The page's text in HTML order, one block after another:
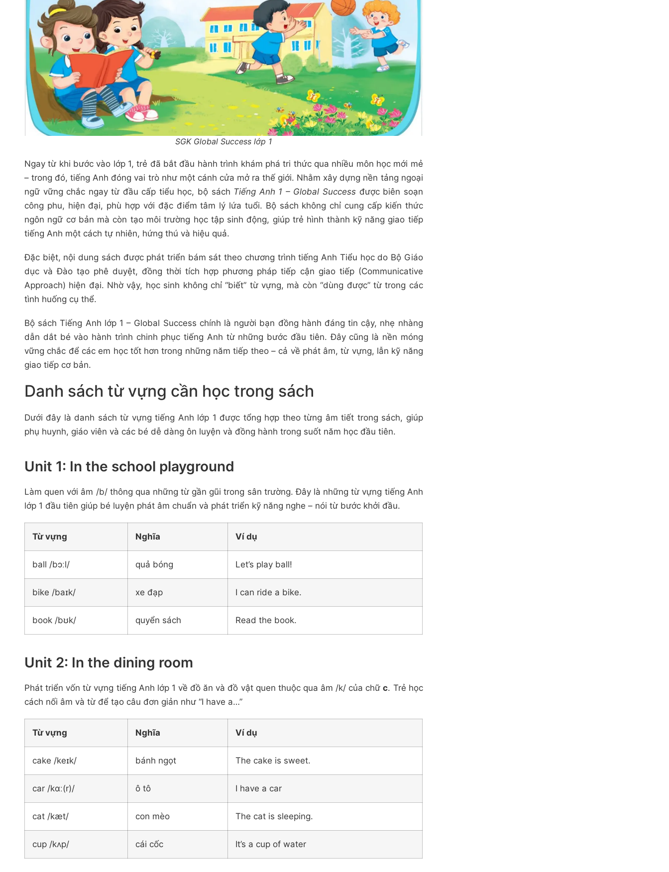
SGK Global Success lớp 1
Ngay từ khi bước vào lớp 1, trẻ đã bắt đầu hành trình khám phá tri thức qua nhiều môn học mới mẻ
– trong đó, tiếng Anh đóng vai trò như một cánh cửa mở ra thế giới. Nhằm xây dựng nền tảng ngoại
ngữ vững chắc ngay từ đầu cấp tiểu học, bộ sách Tiếng Anh 1 – Global Successđược biên soạn
công phu, hiện đại, phù hợp với đặc điểm tâm lý lứa tuổi. Bộ sách không chỉ cung cấp kiến thức
ngôn ngữ cơ bản mà còn tạo môi trường học tập sinh động, giúp trẻ hình thành kỹ năng giao tiếp
tiếng Anh một cách tự nhiên, hứng thú và hiệu quả.
Đặc biệt, nội dung sách được phát triển bám sát theo chương trình tiếng Anh Tiểu học do Bộ Giáo
dục và Đào tạo phê duyệt, đồng thời tích hợp phương pháp tiếp cận giao tiếp (Communicative
Approach) hiện đại. Nhờ vậy, học sinh không chỉ “biết” từ vựng, mà còn “dùng được” từ trong các
tình huống cụ thể.
Bộ sách Tiếng Anh lớp 1 – Global Success chính là người bạn đồng hành đáng tin cậy, nhẹ nhàng
dẫn dắt bé vào hành trình chinh phục tiếng Anh từ những bước đầu tiên. Đây cũng là nền móng
vững chắc để các em học tốt hơn trong những năm tiếp theo – cả về phát âm, từ vựng, lẫn kỹ năng
giao tiếp cơ bản.
Danh sách từ vựng cần học trong sách
Dưới đây là danh sách từ vựng tiếng Anh lớp 1 được tổng hợp theo từng âm tiết trong sách, giúp
phụ huynh, giáo viên và các bé dễ dàng ôn luyện và đồng hành trong suốt năm học đầu tiên.
Unit 1: In the school playground
Làm quen với âm /b/ thông qua những từ gần gũi trong sân trường. Đây là những từ vựng tiếng Anh
lớp 1 đầu tiên giúp bé luyện phát âm chuẩn và phát triển kỹ năng nghe – nói từ bước khởi đầu.
Từ vựng Nghĩa Ví dụ
ball /bɔːl/ quả bóng Let’s play ball!
bike /baɪk/ xe đạp I can ride a bike.
book /bʊk/ quyển sách Read the book.
Unit 2: In the dining room
Phát triển vốn từ vựng tiếng Anh lớp 1 về đồ ăn và đồ vật quen thuộc qua âm /k/ của chữc. Trẻ học
cách nối âm và từ để tạo câu đơn giản như “I have a…”
Từ vựng Nghĩa Ví dụ
cake /keɪk/ bánh ngọt The cake is sweet.
car /kɑː(r)/ ô tô I have a car
cat /kæt/ con mèo The cat is sleeping.
cup /kʌp/ cái cốc It’s a cup of water